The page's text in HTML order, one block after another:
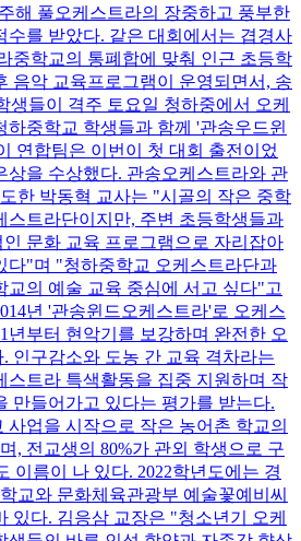
해 풀오케스트라의 장중하고 풍부한
수를 받았다. 같은 대회에서는 겹경사
중학교의 통폐합에 맞춰 인근 초등학
음악 교육프로그램이 운영되면서, 송
생들이 격주 토요일 청하중에서 오케
하중학교 학생들과 함께 '관송우드윈
연합팀은 이번이 첫 대회 출전이었
상을 수상했다. 관송오케스트라와 관
한 박동혁 교사는 "시골의 작은 중학
스트라단이지만, 주변 초등학생들과
문화 교육 프로그램으로 자리잡아
다"며 "청하중학교 오케스트라단과
교의 예술 교육 중심에 서고 싶다"고
년 '관송윈드오케스트라'로 오케스
년부터 현악기를 보강하며 완전한 오
인구감소와 도농 간 교육 격차라는
스트라 특색활동을 집중 지원하며 작
만들어가고 있다는 평가를 받는다.
사업을 시작으로 작은 농어촌 학교의
, 전교생의 80%가 관외 학생으로 구
이름이 나 있다. 2022학년도에는 경
교와 문화체육관광부 예술꽃예비씨
있다. 김응삼 교장은 "청소년기 오케